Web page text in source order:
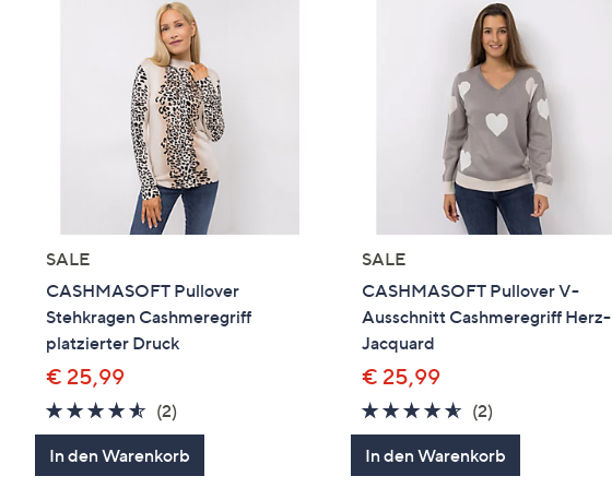
SALE
CASHMASOFT Pullover
Stehkragen Cashmeregriff
platzierter Druck
€ 25,99
4.5
von
5
(2)2
Bewertungen
In den Warenkorb
SALE
CASHMASOFT Pullover V-
Ausschnitt Cashmeregriff Herz-
Jacquard
€ 25,99
4.5
von
5
(2)
Bewertungen
In den Warenkorb